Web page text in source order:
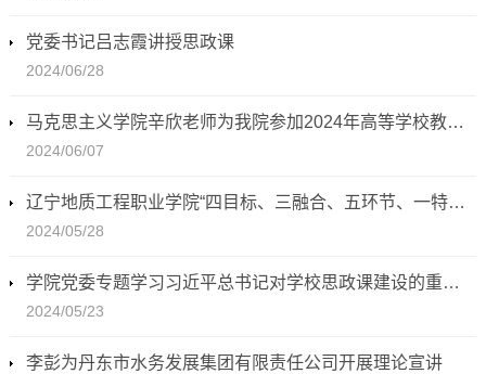
党委书记吕志霞讲授思政课
2024/06/28
马克思主义学院辛欣老师为我院参加2024年高等学校教师资格证考试的教师进行说课培训
2024/06/07
辽宁地质工程职业学院“四目标、三融合、五环节、一特色”育人模式让思政课有温度
2024/05/28
学院党委专题学习习近平总书记对学校思政课建设的重要指示精神
2024/05/23
李彭为丹东市水务发展集团有限责任公司开展理论宣讲